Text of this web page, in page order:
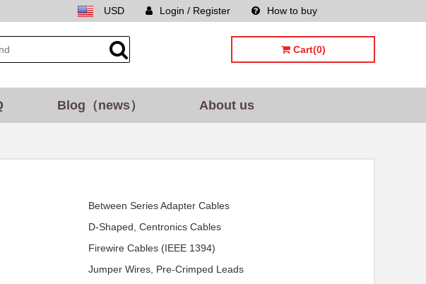
How to buy
Login / Register
USD
Cart(0)
Blog（news） About us
Between Series Adapter Cables
D-Shaped, Centronics Cables
Firewire Cables (IEEE 1394)
Jumper Wires, Pre-Crimped Leads